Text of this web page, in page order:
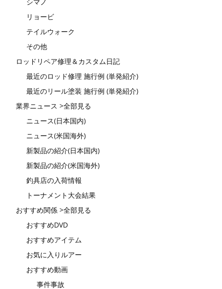
リョービ
テイルウォーク
その他
ロッドリペア修理＆カスタム日記
最近のロッド修理 施行例 (単発紹介)
最近のリール塗装 施行例 (単発紹介)
業界ニュース >全部見る
ニュース(日本国内)
ニュース(米国海外)
新製品の紹介(日本国内)
新製品の紹介(米国海外)
釣具店の入荷情報
トーナメント大会結果
おすすめ関係 >全部見る
おすすめDVD
おすすめアイテム
お気に入りルアー
おすすめ動画
事件事故